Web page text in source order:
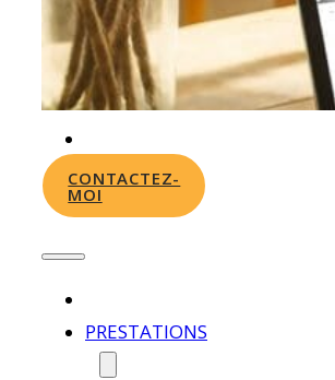
Graphique
PORTFOLIO
À
PROPOS
CONTACTEZ-
MOI
PRESTATIONS